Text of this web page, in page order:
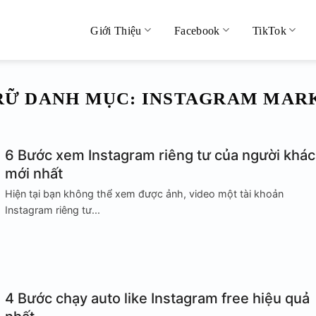
Giới Thiệu Facebook TikTok
DANH MỤC: INSTAGRAM
6 Bước xem Instagram riêng tư của người khác
mới nhất
Hiện tại bạn không thể xem được ảnh, video một tài khoản
Instagram riêng tư...
4 Bước chạy auto like Instagram free hiệu quả